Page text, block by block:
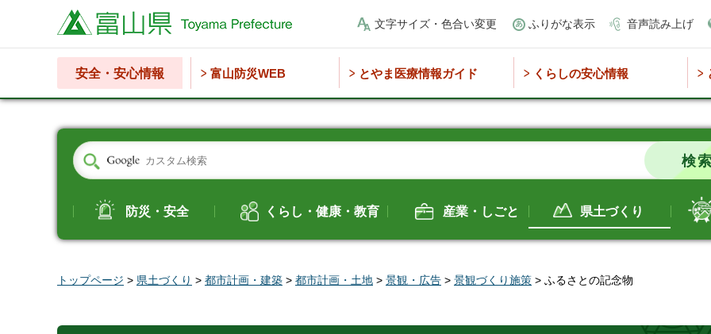
富山県 文字サイズ・色合い変更 ふりがな表示 音声読み上げ
安全・安心情報 富山防災WEB とやま医療情報ガイド くらしの安心情報
防災・安全 くらし・健康・教育 産業・しごと 県土づくり
トップページ > 県土づくり > 都市計画・建築 > 都市計画・土地 > 景観・広告 > 景観づくり施策 > ふるさとの記念物